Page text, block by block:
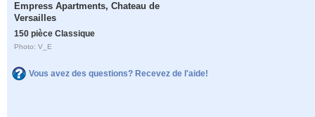
Empress Apartments, Chateau de
Versailles
150 pièce Classique
Photo: V_E
Vous avez des questions? Recevez de l'aide!